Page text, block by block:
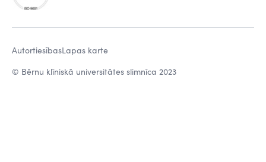
© Bērnu klīniskā universitātes slimnīca 2023
AutortiesībasLapas karte